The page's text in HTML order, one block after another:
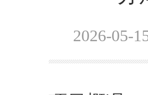
2026-05-